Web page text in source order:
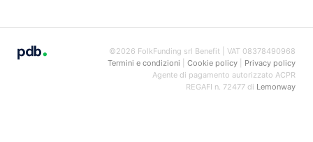
©2026 FolkFunding srl Benefit | VAT 08378490968
Termini e condizioni
Cookie policy| Privacy policy
Agente di pagamento autorizzato ACPR
REGAFI n. 72477 di Lemonway